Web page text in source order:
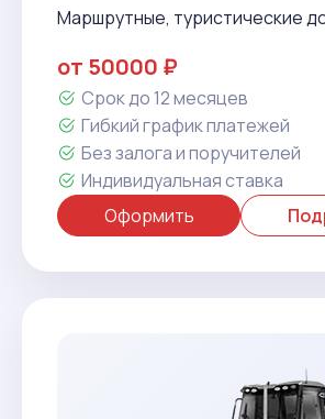
Маршрутные, туристические
от 50000 ₽
Срок до 12 месяцев
Гибкий график платежей
Без залога и поручителей
Индивидуальная ставка
Оформить